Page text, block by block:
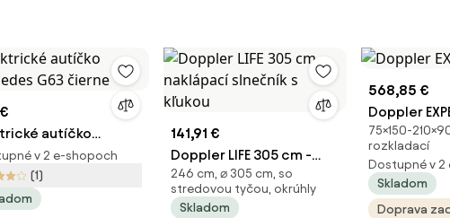
autíčko
G63 čierne
v 2 e-shopoch
(1)
141,91 €
Doppler LIFE 305 cm -
naklápací slnečník s
kľukou
246 cm, ⌀ 305 cm, so
stredovou tyčou, okrúhly
Skladom
568,85 €
Doppler
75×150-
rozkladací
Dostupné v
Skladom
Doprava